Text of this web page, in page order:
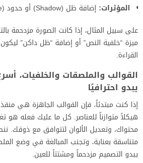
المؤثرات: إضافة ظل (Shadow) أو حدود (Stroke) للنص لجعله بارزاً.
على سبيل المثال، إذا كانت الصورة مزدحمة
ميزة “خلفية النص” أو إضافة “ظل داكن”
القراءة.
القوالب والملصقات والخلفيات،
يبدو احترافيًا
إذا كنت مبتدئاً، فإن القوالب الجاهزة هي
هيكلاً متوازناً للعناصر. كل ما عليك فعله هو
محتواك، وتعديل الألوان لتتوافق مع ذوقك.
يبدو التصميم مزدحماً ومشتتاً للعين.